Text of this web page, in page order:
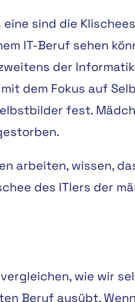
sind die
IT-Beruf sehen
der
dem Fokus auf
fest.
arbeiten, wissen,
des ITlers der
wie wir
Beruf ausübt.